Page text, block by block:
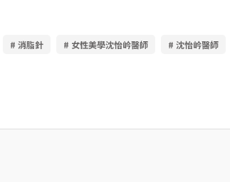
# 消脂針 # 女性美學沈怡岒醫師 # 沈怡岒醫師